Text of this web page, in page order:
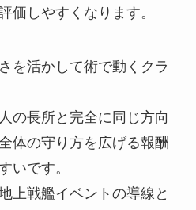
価しやすくなります。
を活かして術で動くクラ
の長所と完全に同じ方向
体の守り方を広げる報酬
いです。
上戦艦イベントの導線と